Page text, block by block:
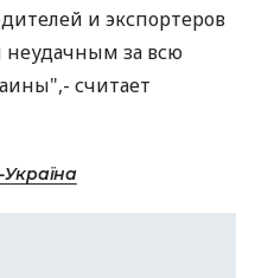
и экспортеров
за всю
считает